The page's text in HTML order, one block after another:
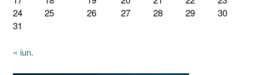
24
25 26 27 28 29
30
31
« iun.